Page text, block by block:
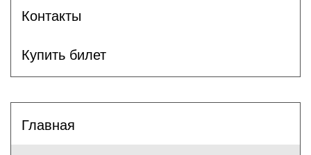
Контакты
Купить билет
Главная